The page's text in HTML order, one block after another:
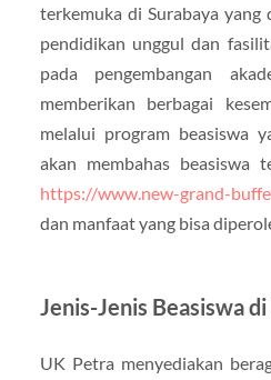
terkemuka di Surabaya
pendidikan unggul dan
pada pengembangan
memberikan berbagai
melalui program beasiswa
akan membahas beasiswa
https://www.new-grand-
dan manfaat yang bisa
Jenis-Jenis Beasiswa
UK Petra menyediakan